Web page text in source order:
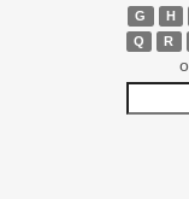
G
H
Q
R